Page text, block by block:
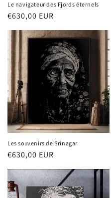
Le navigateur des Fjords éternels
Prix
€630,00 EUR
Les souvenirs de Srinagar
Prix
€630,00 EUR